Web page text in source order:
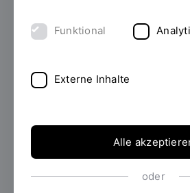
Informatik
qualitätsgesicherte
für innovative Vorhaben mit
Funktional
Externe Inhalte
Alle
oder